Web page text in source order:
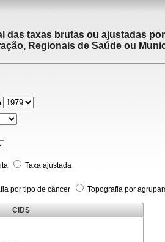
das taxas brutas ou ajustadas
Regionais de Saúde ou
Taxa ajustada
por tipo de câncer Topografia por
CIDS